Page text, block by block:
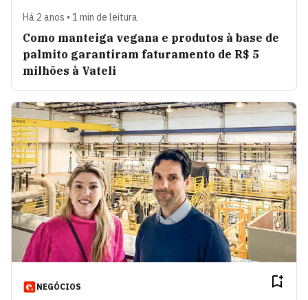
Há 2 anos • 1 min de leitura
Como manteiga vegana e produtos à base de
palmito garantiram faturamento de R$ 5
milhões à Vateli
NEGÓCIOS